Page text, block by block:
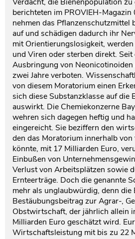
berichteten im PROVIEH-
nehmen das Pflanzenschutzmittel
auf und schädigen dadurch ihr
mit Orientierungslosigkeit,
und Viren oder sterben direkt. Seit
Ausbringung von
zwei Jahre verboten.
von diesem Moratorium einen
sich diese Substanzklasse auf die
auswirkt. Die Chemiekonzerne
wehren sich dagegen heftig und
eingereicht. Sie beziffern den
den das Moratorium innerhalb von
könnte, mit 17 Milliarden Euro,
Einbußen von
Verlust von Arbeitsplätzen sowie
Ernteerträge. Doch die genannte
mehr als unglaubwürdig, denn die
Bestäubungsbeitrag zur Agrar-,
Obstwirtschaft, der jährlich allein
Milliarden Euro geschätzt wird.
Wirtschaftsleistung mit bis zu 22